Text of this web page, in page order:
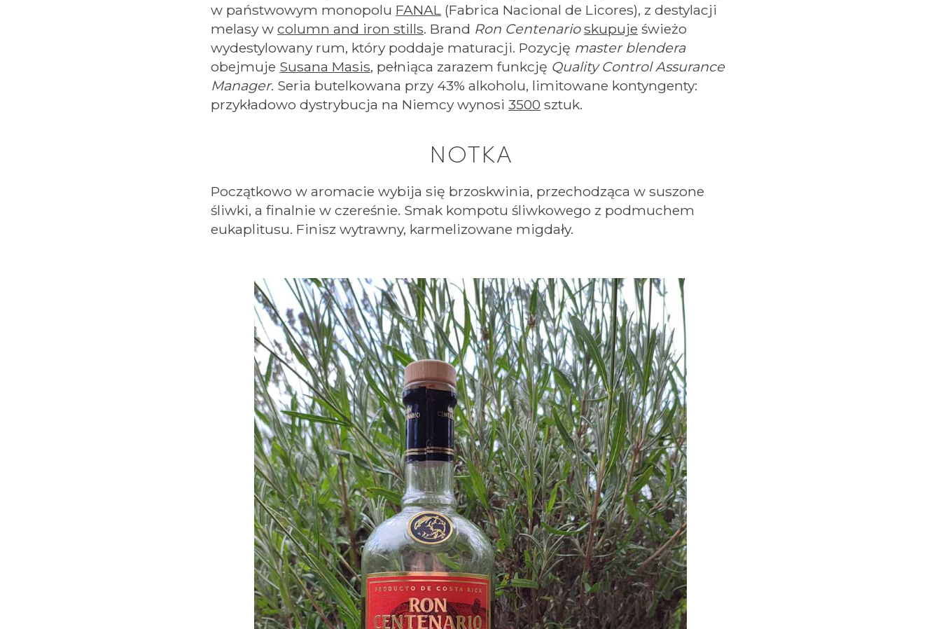
w państwowym monopolu FANAL (Fabrica Nacional de Licores), z destylacji
melasy wcolumn and iron stills. Brand Ron Centenarioskupuje świeżo
wydestylowany rum, który poddaje maturacji. Pozycję master blendera
obejmuje Susana Masis, pełniąca zarazem funkcję Quality Control Assurance
Manager. Seria butelkowana przy 43% alkoholu, limitowane kontyngenty:
przykładowo dystrybucja na Niemcy wynosi3500 sztuk.
NOTKA
Początkowo w aromacie wybija się brzoskwinia, przechodząca w suszone
śliwki, a finalnie w czereśnie. Smak kompotu śliwkowego z podmuchem
eukaplitusu. Finisz wytrawny, karmelizowane migdały.